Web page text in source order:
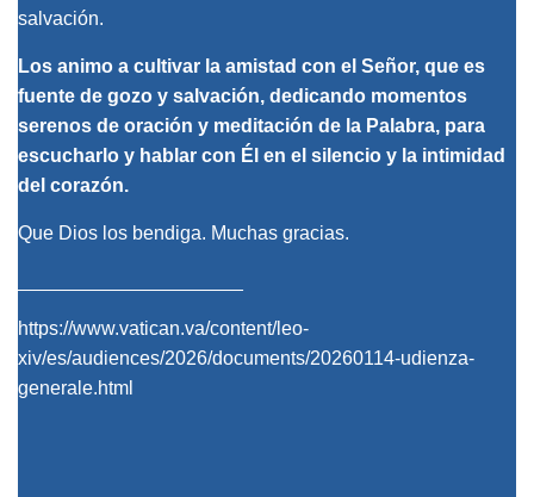
salvación.
Los animo a cultivar la amistad con el Señor, que es
fuente de gozo y salvación, dedicando momentos
serenos de oración y meditación de la Palabra, para
escucharlo y hablar con Él en el silencio y la intimidad
del corazón.
Que Dios los bendiga. Muchas gracias.
https://www.vatican.va/content/leo-
xiv/es/audiences/2026/documents/20260114-udienza-
generale.html